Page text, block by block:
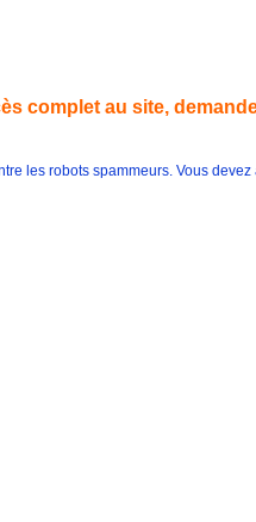
complet au site,
les robots spammeurs. Vous